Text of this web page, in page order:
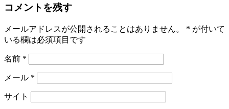
コメントを残す
メールアドレスが公開されることはありません。 * が付いて
いる欄は必須項目です
名前 *
メール *
サイト